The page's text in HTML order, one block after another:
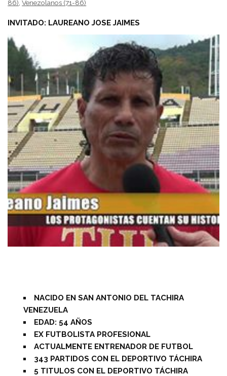
86),Venezolanos (71-86)
INVITADO: LAUREANO JOSE JAIMES
NACIDO EN SAN ANTONIO DEL TACHIRA
VENEZUELA
EDAD: 54 AÑOS
EX FUTBOLISTA PROFESIONAL
ACTUALMENTE ENTRENADOR DE FUTBOL
343 PARTIDOS CON EL DEPORTIVO TÁCHIRA
5 TITULOS CON EL DEPORTIVO TÁCHIRA